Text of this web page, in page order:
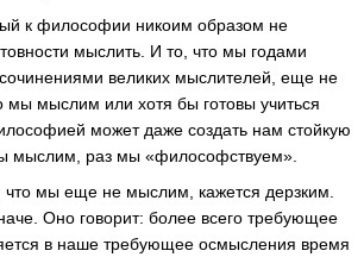
к философии никоим образом не
мыслить. И то, что мы годами
великих мыслителей, еще не
мы мыслим или хотя бы готовы учиться
может даже создать нам стойкую
мыслим, раз мы «философствуем».
что мы еще не мыслим, кажется дерзким.
Оно говорит: более всего требующее
в наше требующее осмысления время